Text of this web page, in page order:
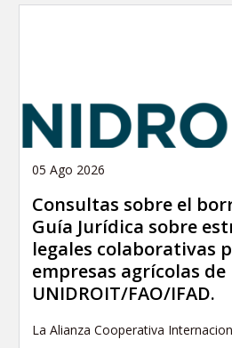
05 Ago 2026
Consultas sobre el
Guía Jurídica sobre
legales colaborativas
empresas agrícolas de
UNIDROIT/FAO/IFAD.
La Alianza Cooperativa